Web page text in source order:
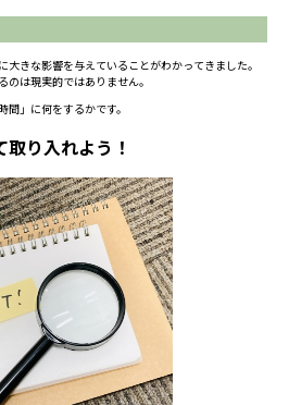
きな影響を与えていることがわかってきました。
のは現実的ではありません。
」に何をするかです。
り入れよう！